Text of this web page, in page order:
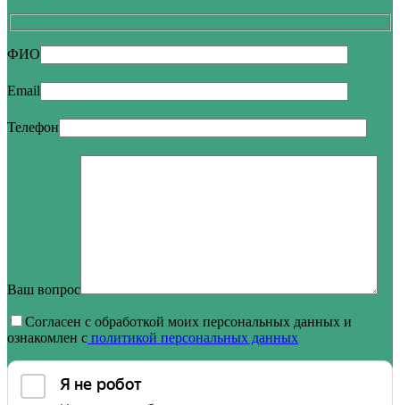
ФИО
Email
Телефон
Ваш вопрос
Согласен с обработкой моих персональных данных и
ознакомлен с политикой персональных данных